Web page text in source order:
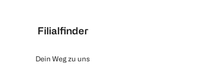
Filialfinder
Dein Weg zu uns